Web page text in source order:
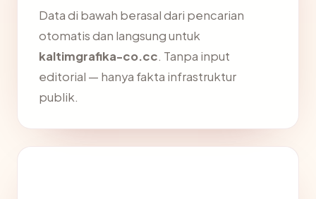
Data di bawah berasal dari pencarian
otomatis dan langsung untuk
kaltimgrafika-co.cc. Tanpa input
editorial — hanya fakta infrastruktur
publik.